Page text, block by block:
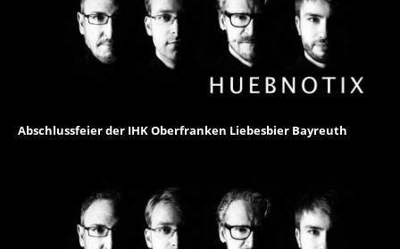
Abschlussfeier der IHK Oberfranken Liebesbier Bayreuth